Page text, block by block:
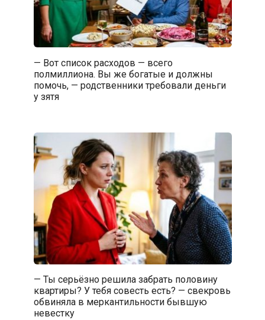
— Вот список расходов — всего
полмиллиона. Вы же богатые и должны
помочь, — родственники требовали деньги
у зятя
— Ты серьёзно решила забрать половину
квартиры? У тебя совесть есть? — свекровь
обвиняла в меркантильности бывшую
невестку